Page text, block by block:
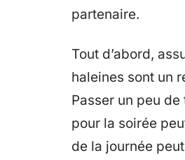
partenaire.
Tout d’abord,
haleines sont un
Passer un peu
pour la soirée
de la journée